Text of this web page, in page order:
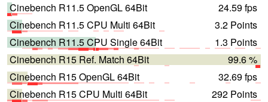
Cinebench R11.5 OpenGL 64Bit
24.59 fps
Cinebench R11.5 CPU Multi 64Bit
3.2 Points
Cinebench R11.5 CPU Single 64Bit
1.3 Points
Cinebench R15 Ref. Match 64Bit
99.6 %
Cinebench R15 OpenGL 64Bit
32.69 fps
Cinebench R15 CPU Multi 64Bit
292 Points